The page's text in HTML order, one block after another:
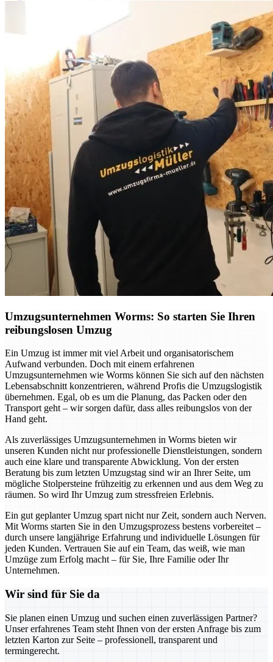
Umzugsunternehmen Worms: So starten Sie Ihren
reibungslosen Umzug
Ein Umzug ist immer mit viel Arbeit und organisatorischem
Aufwand verbunden. Doch mit einem erfahrenen
Umzugsunternehmen wie Worms können Sie sich auf den nächsten
Lebensabschnitt konzentrieren, während Profis die Umzugslogistik
übernehmen. Egal, ob es um die Planung, das Packen oder den
Transport geht – wir sorgen dafür, dass alles reibungslos von der
Hand geht.
Als zuverlässiges Umzugsunternehmen in Worms bieten wir
unseren Kunden nicht nur professionelle Dienstleistungen, sondern
auch eine klare und transparente Abwicklung. Von der ersten
Beratung bis zum letzten Umzugstag sind wir an Ihrer Seite, um
mögliche Stolpersteine frühzeitig zu erkennen und aus dem Weg zu
räumen. So wird Ihr Umzug zum stressfreien Erlebnis.
Ein gut geplanter Umzug spart nicht nur Zeit, sondern auch Nerven.
Mit Worms starten Sie in den Umzugsprozess bestens vorbereitet –
durch unsere langjährige Erfahrung und individuelle Lösungen für
jeden Kunden. Vertrauen Sie auf ein Team, das weiß, wie man
Umzüge zum Erfolg macht – für Sie, Ihre Familie oder Ihr
Unternehmen.
Wir sind für Sie da
Sie planen einen Umzug und suchen einen zuverlässigen Partner?
Unser erfahrenes Team steht Ihnen von der ersten Anfrage bis zum
letzten Karton zur Seite – professionell, transparent und
termingerecht.